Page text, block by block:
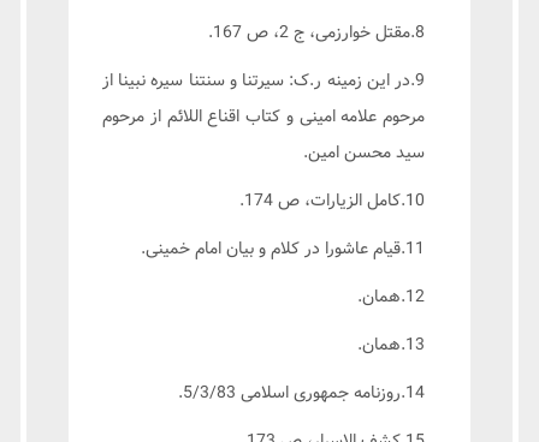
8.مقتل خوارزمی، ج 2، ص 167.
9.در این زمینه ر.ک: سیرتنا و سنتنا سیره نبینا از
مرحوم علامه امینی و کتاب اقناع اللائم از مرحوم
سید محسن امین.
10.کامل الزیارات، ص 174.
11.قیام عاشورا در کلام و بیان امام خمینی.
12.همان.
13.همان.
14.روزنامه جمهوری اسلامی 5/3/83.